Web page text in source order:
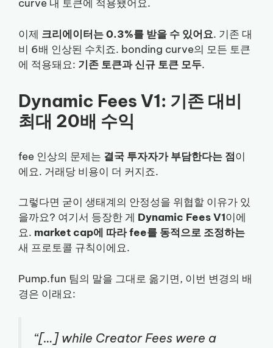
curve 내 토큰에 적용됐어요.
이제 크리에이터는 0.3%를 받을 수 있어요. 기존 대
비 6배 인상된 수치죠. bonding curve의 모든 토큰
에 적용돼요: 기존 토큰과 신규 토큰 모두.
Dynamic Fees V1: 기존 대비
최대 20배 수익
fee 인상의 문제는 결국 투자자가 부담한다는 점이
에요. 거래당 비용이 더 커지죠.
그렇다면 굳이 생태계의 안정성을 위협할 이유가 있
을까요? 여기서 등장한 게 Dynamic Fees V1이에
요. market cap에 따라 fee를 동적으로 조정하는
새 프로토콜 규칙이에요.
Pump.fun 팀의 말을 그대로 옮기면, 이번 변경의 배
경은 이래요:
“[…] while Creator Fees were a